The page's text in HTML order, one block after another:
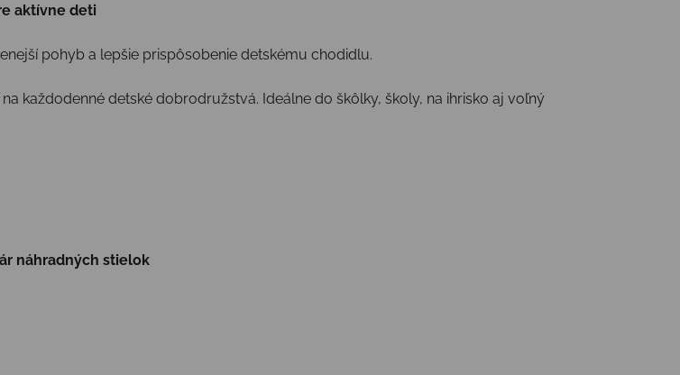
aktívne deti
pohyb a lepšie prispôsobenie detskému chodidlu.
každodenné detské dobrodružstvá. Ideálne do škôlky, školy, na ihrisko aj voľný
náhradných stielok